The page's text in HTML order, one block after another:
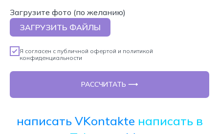
Загрузите фото (по желанию)
ЗАГРУЗИТЬ ФАЙЛЫ
Я согласен с публичной офертой и политикой
конфиденциальности
РАССЧИТАТЬ ⟶
написать VKontakte написать в